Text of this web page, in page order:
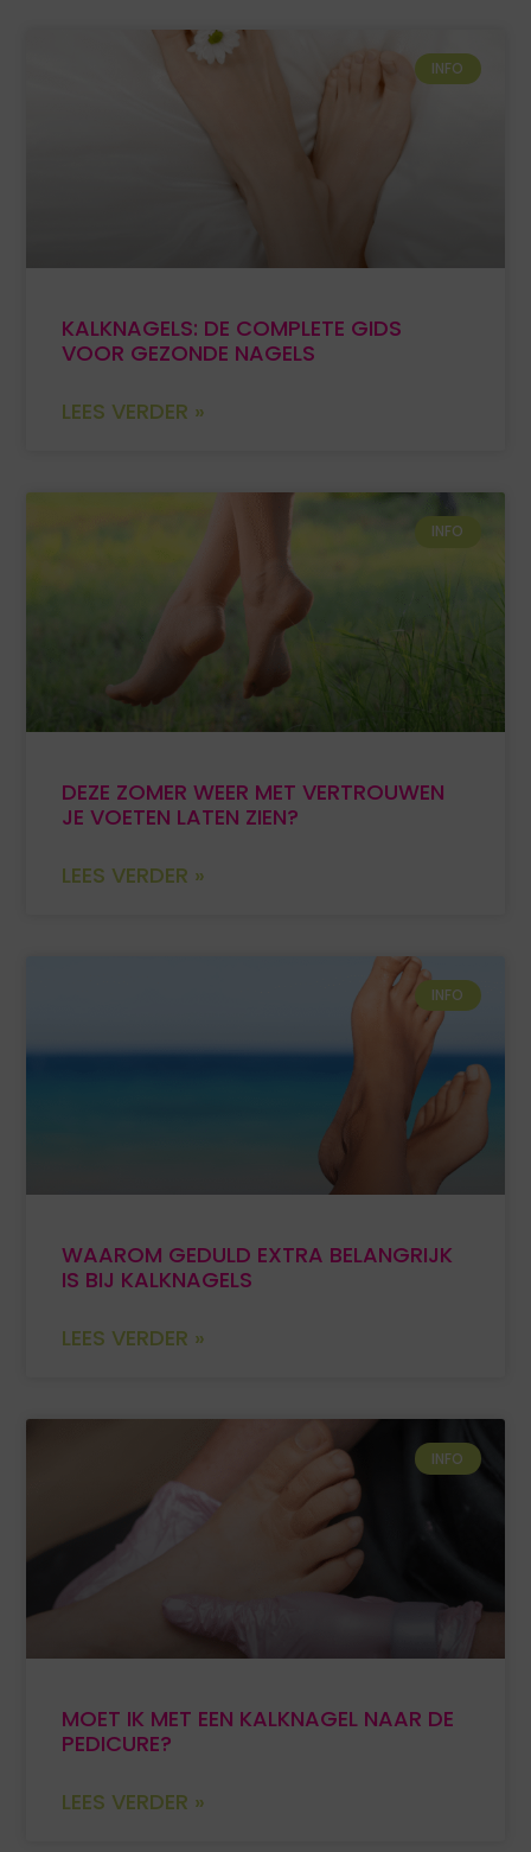
INFO
KALKNAGELS: DE COMPLETE GIDS
VOOR GEZONDE NAGELS
LEES VERDER »
INFO
DEZE ZOMER WEER MET VERTROUWEN
JE VOETEN LATEN ZIEN?
LEES VERDER »
INFO
WAAROM GEDULD EXTRA BELANGRIJK
IS BIJ KALKNAGELS
LEES VERDER »
INFO
MOET IK MET EEN KALKNAGEL NAAR DE
PEDICURE?
LEES VERDER »